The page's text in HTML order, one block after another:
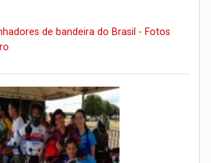
de bandeira do Brasil - Fotos